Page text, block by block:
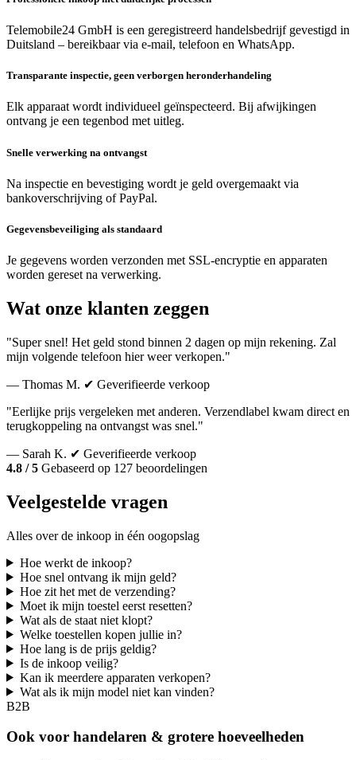
Telemobile24 GmbH is een geregistreerd handelsbedrijf gevestigd in
Duitsland – bereikbaar via e-mail, telefoon en WhatsApp.
Transparante inspectie, geen verborgen heronderhandeling
Elk apparaat wordt individueel geïnspecteerd. Bij afwijkingen
ontvang je een tegenbod met uitleg.
Snelle verwerking na ontvangst
Na inspectie en bevestiging wordt je geld overgemaakt via
bankoverschrijving of PayPal.
Gegevensbeveiliging als standaard
Je gegevens worden verzonden met SSL-encryptie en apparaten
worden gereset na verwerking.
Wat onze klanten zeggen
"Super snel! Het geld stond binnen 2 dagen op mijn rekening. Zal
mijn volgende telefoon hier weer verkopen."
— Thomas M. ✔ Geverifieerde verkoop
"Eerlijke prijs vergeleken met anderen. Verzendlabel kwam direct en
terugkoppeling na ontvangst was snel."
— Sarah K. ✔ Geverifieerde verkoop
4.8 / 5 Gebaseerd op 127 beoordelingen
Veelgestelde vragen
Alles over de inkoop in één oogopslag
Hoe werkt de inkoop?
Hoe snel ontvang ik mijn geld?
Hoe zit het met de verzending?
Moet ik mijn toestel eerst resetten?
Wat als de staat niet klopt?
Welke toestellen kopen jullie in?
Hoe lang is de prijs geldig?
Is de inkoop veilig?
Kan ik meerdere apparaten verkopen?
Wat als ik mijn model niet kan vinden?
B2B
Ook voor handelaren & grotere hoeveelheden